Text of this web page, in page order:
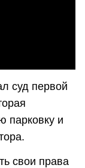
суд первой
парковку и
свои права